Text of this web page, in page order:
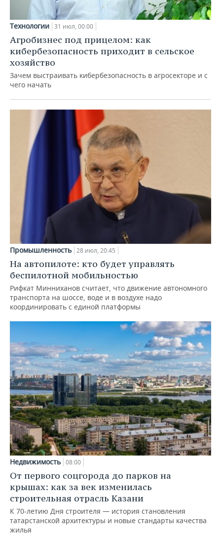
Технологии 31 июл, 00:00
Агробизнес под прицелом: как
кибербезопасность приходит в сельское
хозяйство
Зачем выстраивать кибербезопасность в агросекторе и с
чего начать
Промышленность 28 июл, 20:45
На автопилоте: кто будет управлять
беспилотной мобильностью
Рифкат Минниханов считает, что движение автономного
транспорта на шоссе, воде и в воздухе надо
координировать с единой платформы
Недвижимость 08:00
От первого соцгорода до парков на
крышах: как за век изменилась
строительная отрасль Казани
К 70-летию Дня строителя — история становления
татарстанской архитектуры и новые стандарты качества
жилья